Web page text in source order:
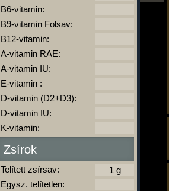
B6-vitamin:
B9-vitamin Folsav:
B12-vitamin:
A-vitamin RAE:
A-vitamin IU:
E-vitamin :
D-vitamin (D2+D3):
D-vitamin IU:
K-vitamin:
Zsírok
Telített zsírsav:
Egysz. telítetlen: